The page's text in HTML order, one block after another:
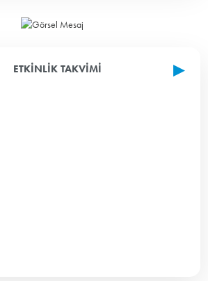
ETKINLIK TAKVIMI